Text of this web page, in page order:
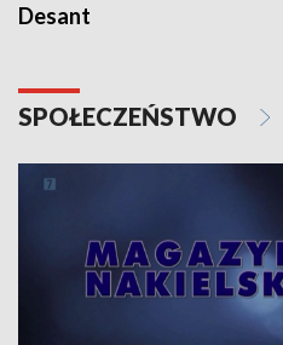
Desant
SPOŁECZEŃSTWO